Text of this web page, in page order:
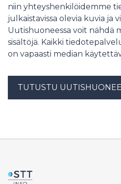
niin yhteyshenkilöidemme
julkaistavissa olevia kuvia ja
Uutishuoneessa voit nähdä
sisältöjä. Kaikki
on vapaasti median
TUTUSTU